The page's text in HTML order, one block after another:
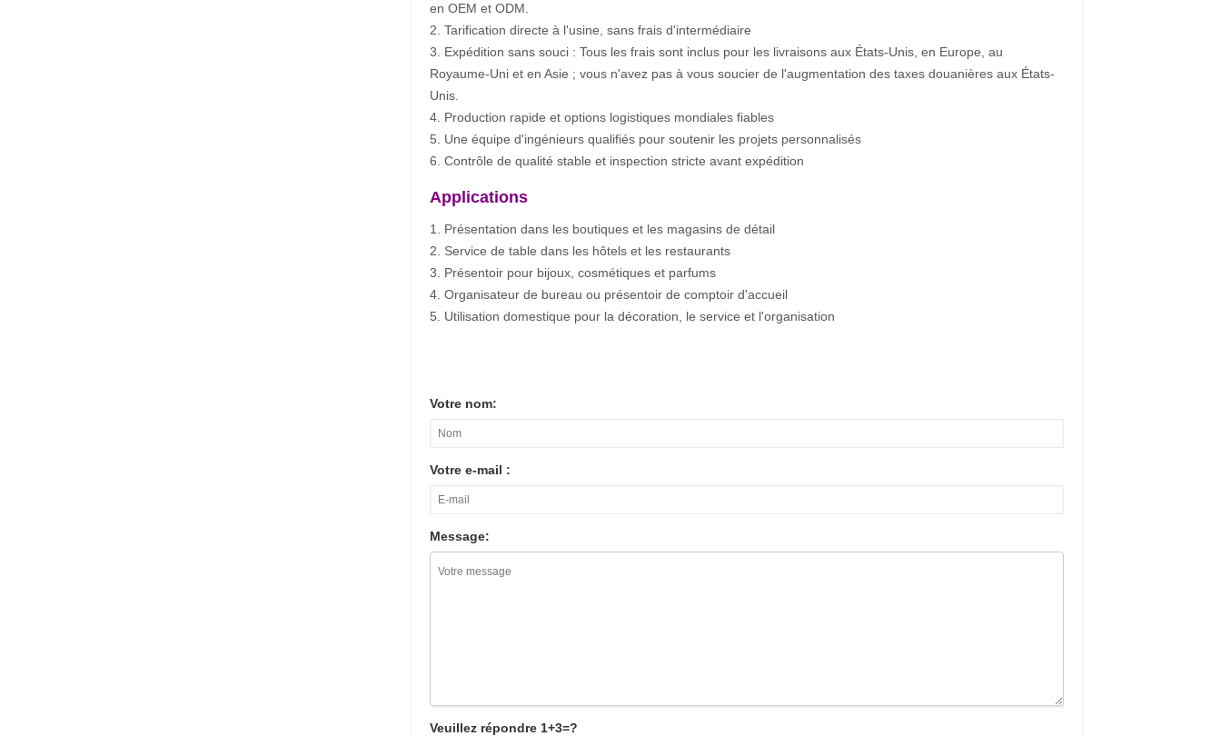
en OEM et ODM.
2. Tarification directe à l'usine, sans frais d'intermédiaire
3. Expédition sans souci : Tous les frais sont inclus pour les livraisons aux États-Unis, en Europe, au
Royaume-Uni et en Asie ; vous n'avez pas à vous soucier de l'augmentation des taxes douanières aux États-
Unis.
4. Production rapide et options logistiques mondiales fiables
5. Une équipe d'ingénieurs qualifiés pour soutenir les projets personnalisés
6. Contrôle de qualité stable et inspection stricte avant expédition
Applications
1. Présentation dans les boutiques et les magasins de détail
2. Service de table dans les hôtels et les restaurants
3. Présentoir pour bijoux, cosmétiques et parfums
4. Organisateur de bureau ou présentoir de comptoir d'accueil
5. Utilisation domestique pour la décoration, le service et l'organisation
Votre nom:
Votre e-mail :
Message:
Veuillez répondre 1+3=?